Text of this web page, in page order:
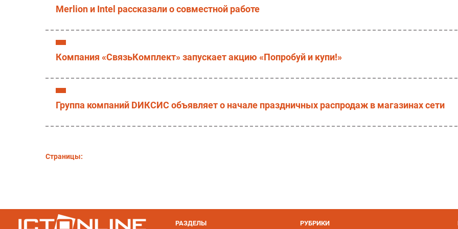
Merlion и Intel рассказали о совместной работе
Компания «СвязьКомплект» запускает акцию «Попробуй и купи!»
Группа компаний DИКСИС объявляет о начале праздничных распродаж в магазинах сети
Страницы:
РАЗДЕЛЫ РУБРИКИ